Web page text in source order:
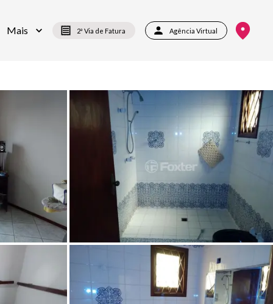
Mais 2ª Via de Fatura Agência Virtual